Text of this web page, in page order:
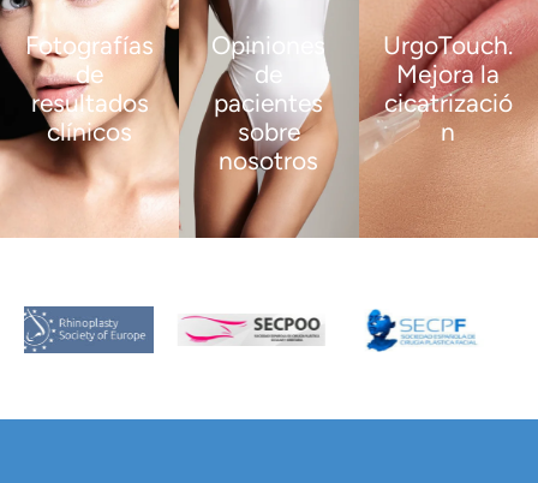
Fotografías
de
resultados
clínicos
VER
MÁS
Opiniones
de
pacientes
sobre
nosotros
VER
MÁS
UrgoTouch.
Mejora la
cicatrizació
n
VER
MÁS